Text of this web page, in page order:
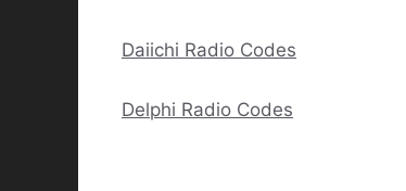
Daiichi Radio Codes
Delphi Radio Codes